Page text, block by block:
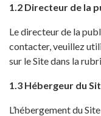
1.2 Directeur de la
Le directeur de la
contacter, veuillez
sur le Site dans la
1.3 Hébergeur du
L’hébergement du